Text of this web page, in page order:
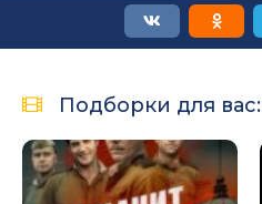
Подборки для вас: